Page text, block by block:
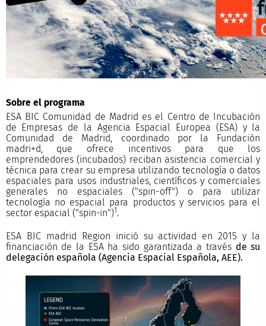
Sobre el programa
ESA BIC Comunidad de Madrid es el Centro de Incubación
de Empresas de la Agencia Espacial Europea (ESA) y la
Comunidad de Madrid, coordinado por la Fundación
madri+d, que ofrece incentivos para que los
emprendedores (incubados) reciban asistencia comercial y
técnica para crear su empresa utilizando tecnología o datos
espaciales para usos industriales, científicos y comerciales
generales no espaciales ("spin-off") o para utilizar
tecnología no espacial para productos y servicios para el
sector espacial ("spin-in")1 .
ESA BIC madrid Region inició su actividad en 2015 y la
financiación de la ESA ha sido garantizada a través de su
delegación española (Agencia Espacial Española, AEE).